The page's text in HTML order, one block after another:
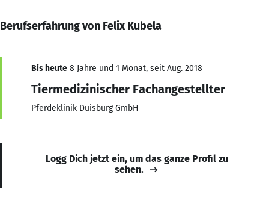
Berufserfahrung von Felix Kubela
Bis heute 8 Jahre und 1 Monat, seit Aug. 2018
Tiermedizinischer Fachangestellter
Pferdeklinik Duisburg GmbH
Logg Dich jetzt ein, um das ganze Profil zu
sehen.